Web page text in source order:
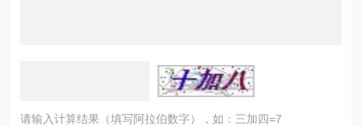
请输入计算结果（填写阿拉伯数字），如：三加四=7